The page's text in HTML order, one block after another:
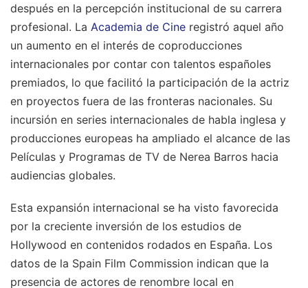
después en la percepción institucional de su carrera
profesional. La Academia de Cine registró aquel año
un aumento en el interés de coproducciones
internacionales por contar con talentos españoles
premiados, lo que facilitó la participación de la actriz
en proyectos fuera de las fronteras nacionales. Su
incursión en series internacionales de habla inglesa y
producciones europeas ha ampliado el alcance de las
Películas y Programas de TV de Nerea Barros hacia
audiencias globales.
Esta expansión internacional se ha visto favorecida
por la creciente inversión de los estudios de
Hollywood en contenidos rodados en España. Los
datos de la Spain Film Commission indican que la
presencia de actores de renombre local en